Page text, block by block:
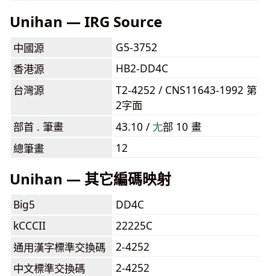
Unihan — IRG Source
中國源
G5-3752
香港源
HB2-DD4C
台灣源
T2-4252 / CNS11643-1992 第
2字面
部首 . 筆畫
43.10 / ⼪部 10 畫
總筆畫
12
Unihan — 其它編碼映射
Big5
DD4C
kCCCII
22225C
通用漢字標準交換碼
2-4252
中文標準交換碼
2-4252